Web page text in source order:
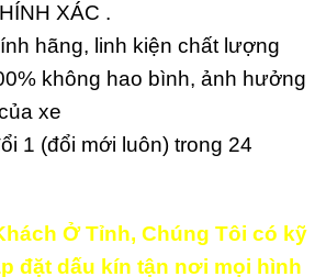
XÁC .
hãng, linh kiện chất lượng
không hao bình, ảnh hưởng
xe
1 (đổi mới luôn) trong 24
Ở Tỉnh, Chúng Tôi có kỹ
đặt dấu kín tận nơi mọi hình